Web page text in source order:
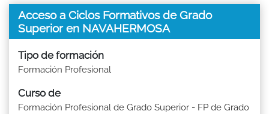
Acceso a Ciclos Formativos de Grado
Superior en NAVAHERMOSA
Tipo de formación
Formación Profesional
Curso de
Formación Profesional de Grado Superior - FP de Grado